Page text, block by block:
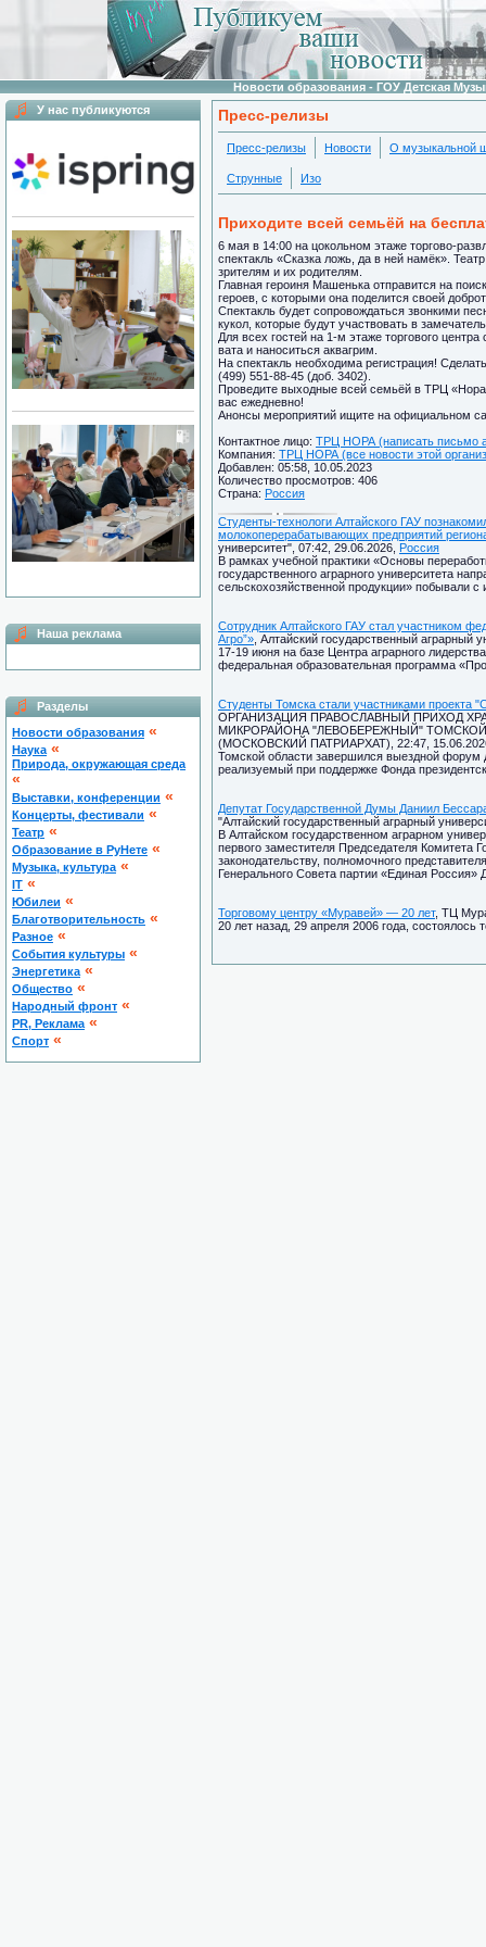
Новости образования - ГОУ Детская
У нас публикуются
Наша реклама
Разделы
Новости образования «
Наука «
Природа, окружающая среда
«
Выставки, конференции «
Концерты, фестивали «
Театр «
Образование в РуНете «
Музыка, культура «
IT «
Юбилеи «
Благотворительность «
Разное «
Cобытия культуры «
Энергетика «
Общество «
Народный фронт «
PR, Реклама «
Спорт «
Пресс-релизы
Пресс-релизы Новости О музыкальной
Струнные Изо
Приходите всей семьёй на
6 мая в 14:00 на цокольном этаже торгово-
спектакль «Сказка ложь, да в ней намёк».
зрителям и их родителям.
Главная героиня Машенька отправится на
героев, с которыми она поделится своей
Спектакль будет сопровождаться звонкими
кукол, которые будут участвовать в
Для всех гостей на 1-м этаже торгового
вата и наноситься аквагрим.
На спектакль необходима регистрация!
(499) 551-88-45 (доб. 3402).
Проведите выходные всей семьёй в ТРЦ
вас ежедневно!
Анонсы мероприятий ищите на официальном
Контактное лицо: ТРЦ НОРА (написать письмо
Компания: ТРЦ НОРА (все новости этой
Добавлен: 05:58, 10.05.2023
Количество просмотров: 406
Страна: Россия
Студенты-технологи Алтайского ГАУ
молокоперерабатывающих предприятий
университет", 07:42, 29.06.2026, Россия
В рамках учебной практики «Основы
государственного аграрного университета
сельскохозяйственной продукции» побывали
Сотрудник Алтайского ГАУ стал участником
Агро”» , Алтайский государственный аграрный
17-19 июня на базе Центра аграрного
федеральная образовательная программа
Студенты Томска стали участниками проекта
ОРГАНИЗАЦИЯ ПРАВОСЛАВНЫЙ ПРИХОД
МИКРОРАЙОНА "ЛЕВОБЕРЕЖНЫЙ"
(МОСКОВСКИЙ ПАТРИАРХАТ), 22:47,
Томской области завершился выездной форум
реализуемый при поддержке Фонда
Депутат Государственной Думы Даниил
"Алтайский государственный аграрный
В Алтайском государственном аграрном
первого заместителя Председателя Комитета
законодательству, полномочного
Генерального Совета партии «Единая
Торговому центру «Муравей» — 20 лет, ТЦ
20 лет назад, 29 апреля 2006 года, состоялось